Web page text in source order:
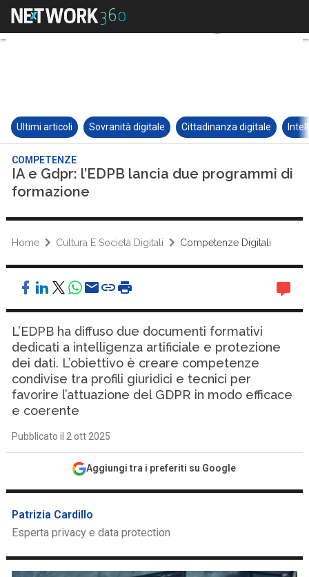
Ultimi articoli Sovranità digitale Cittadinanza digitale
COMPETENZE
IA e Gdpr: l’EDPB lancia due programmi di
formazione
Home Cultura E Società Digitali Competenze Digitali
L’EDPB ha diffuso due documenti formativi
dedicati a intelligenza artificiale e protezione
dei dati. L’obiettivo è creare competenze
condivise tra profili giuridici e tecnici per
favorire l’attuazione del GDPR in modo efficace
e coerente
Pubblicato il 2 ott 2025
Aggiungi tra i preferiti su Google
Patrizia Cardillo
Esperta privacy e data protection